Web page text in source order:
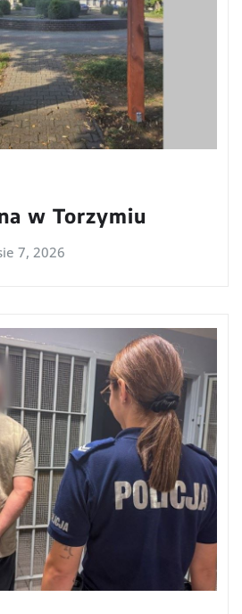
w Torzymiu
7, 2026